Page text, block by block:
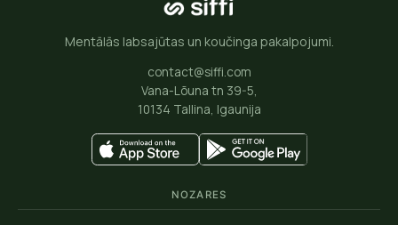
Mentālās labsajūtas un koučinga pakalpojumi.
contact@siffi.com
Vana-Lõuna tn 39-5,
10134 Tallina, Igaunija
NOZARES